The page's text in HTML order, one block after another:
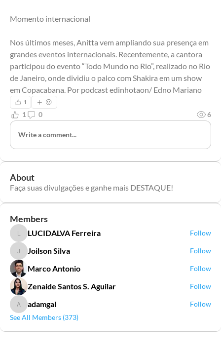
Momento internacional
Nos últimos meses, Anitta vem ampliando sua presença em
grandes eventos internacionais. Recentemente, a cantora
participou do evento “Todo Mundo no Rio”, realizado no Rio
de Janeiro, onde dividiu o palco com Shakira em um show
em Copacabana. Por podcast edinhotaon/ Edno Mariano
1
1 0 6
Write a comment...
About
Faça suas divulgações e ganhe mais DESTAQUE!
Members
LUCIDALVA Ferreira
LUCIDALVA Ferreira Follow
Joilson Silva
Joilson Silva Follow
Marco Antonio Follow
Zenaide Santos S. Aguilar Follow
adamgal
adamgal
Follow
See All Members (373)